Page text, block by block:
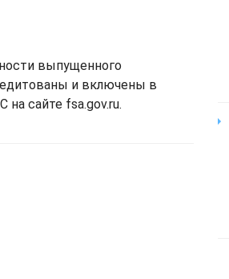
выпущенного
и включены в
сайте fsa.gov.ru.